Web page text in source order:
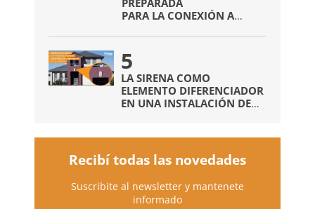
PREPARADA
PARA LA CONEXIÓN A
SIN NECESIDAD DE
COMUNICADORES EXTRAS
5
LA SIRENA COMO
ELEMENTO DIFERENCIADOR
EN UNA INSTALACIÓN DE
Recibí todas las novedades
Suscribite al newsletter y mantenete
informado